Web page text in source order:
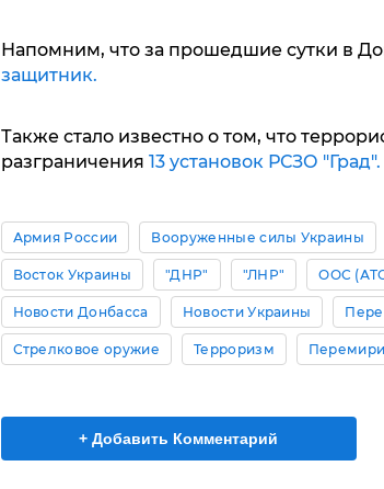
Напомним, что за прошедшие сутки в
защитник.
Также стало известно о том, что
разграничения 13 установок РСЗО "Град".
Армия России Вооруженные силы Украины
Восток Украины "ДНР" "ЛНР" ООС
Новости Донбасса Новости Украины
Стрелковое оружие Терроризм
+ Добавить Комментарий